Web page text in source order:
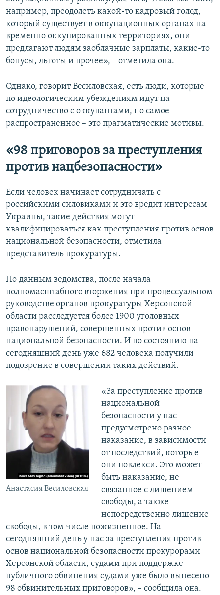
например, преодолеть какой-то кадровый голод,
который существует в оккупационных органах на
временно оккупированных территориях, они
предлагают людям заоблачные зарплаты, какие-то
бонусы, льготы и прочее», – отметила она.
Однако, говорит Весиловская, есть люди, которые
по идеологическим убеждениям идут на
сотрудничество с оккупантами, но самое
распространенное – это прагматические мотивы.
«98 приговоров за преступления
против нацбезопасности»
Если человек начинает сотрудничать с
российскими силовиками и это вредит интересам
Украины, такие действия могут
квалифицироваться как преступления против основ
национальной безопасности, отметила
представитель прокуратуры.
По данным ведомства, после начала
полномасштабного вторжения при процессуальном
руководстве органов прокуратуры Херсонской
области расследуется более 1900 уголовных
правонарушений, совершенных против основ
национальной безопасности. И по состоянию на
сегодняшний день уже 682 человека получили
подозрение в совершении таких действий.
Анастасия Весиловская
«За преступление против
национальной
безопасности у нас
предусмотрено разное
наказание, в зависимости
от последствий, которые
они повлекси. Это может
быть наказание, не
связанное с лишением
свободы, а также
непосредственно лишение
свободы, в том числе пожизненное. На
сегодняшний день у нас за преступления против
основ национальной безопасности прокурорами
Херсонской области, судами при поддержке
публичного обвинения судами уже было вынесено
98 обвинительных приговоров», – сообщила она.